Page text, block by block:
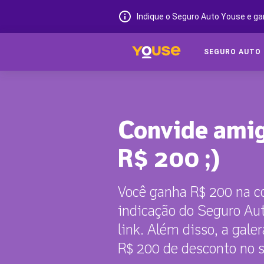
Indique o Seguro Auto Youse e
SEGURO AUTO
Convide
R$ 200 ;)
Você ganha R$ 200 na
indicação do Seguro
link. Além disso, a
R$ 200 de desconto no